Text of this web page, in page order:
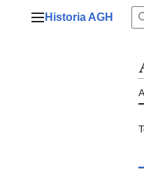
Menu główne
Historia AGH